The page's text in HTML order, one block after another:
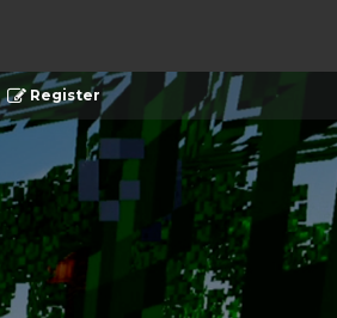
Register